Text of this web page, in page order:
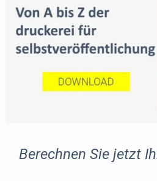
Berechnen Sie jetzt